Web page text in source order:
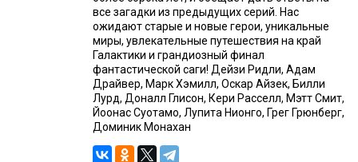
все загадки из предыдущих серий. Нас
ожидают старые и новые герои, уникальные
миры, увлекательные путешествия на край
Галактики и грандиозный финал
фантастической саги! Дейзи Ридли, Адам
Драйвер, Марк Хэмилл, Оскар Айзек, Билли
Лурд, Доналл Глисон, Кери Расселл, Мэтт Смит,
Йоонас Суотамо, Лупита Нионго, Грег Грюнберг,
Доминик Монахан